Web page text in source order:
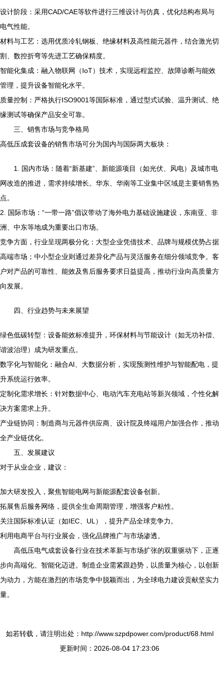
设计阶段：采用CAD/CAE等软件进行三维设计与仿真，优化结构布局与
电气性能。
材料与工艺：选用优质冷轧钢板、绝缘材料及高性能元器件，结合激光切
割、数控折弯等先进工艺确保精度。
智能化集成：融入物联网（IoT）技术，实现远程监控、故障诊断与能效
管理，提升设备智能化水平。
质量控制：严格执行ISO9001等国际标准，通过型式试验、温升测试、绝
缘测试等确保产品安全可靠。
三、销售市场与竞争格局
高低压成套设备的销售市场可分为国内与国际两大板块：
1. 国内市场：随着“新基建”、新能源项目（如光伏、风电）及城市电
网改造的推进，需求持续增长。华东、华南等工业集中区域是主要销售热
点。
2. 国际市场：“一带一路”倡议带动了海外电力基础设施建设，东南亚、非
洲、中东等地成为重要出口市场。
竞争方面，行业呈现两极分化：大型企业凭借技术、品牌与规模优势占据
高端市场；中小型企业则通过差异化产品与灵活服务在细分领域竞争。客
户对产品的可靠性、能效及售后服务要求日益提高，推动行业向高质量方
向发展。
四、行业趋势与未来展望
绿色低碳转型：设备能效标准提升，环保材料与节能设计（如无功补偿、
谐波治理）成为研发重点。
数字化与智能化：融合AI、大数据分析，实现预测性维护与智能配电，提
升系统运行效率。
定制化需求增长：针对数据中心、电动汽车充电站等新兴领域，个性化解
决方案需求上升。
产业链协同：制造商与元器件供应商、设计院及终端用户加强合作，推动
全产业链优化。
五、发展建议
对于从业企业，建议：
加大研发投入，聚焦智能电网与新能源配套设备创新。
拓展售后服务网络，提供全生命周期管理，增强客户粘性。
关注国际标准认证（如IEC、UL），提升产品全球竞争力。
利用电商平台与行业展会，强化品牌推广与市场渗透。
高低压电气成套设备行业在技术革新与市场扩张的双重驱动下，正逐
步向高端化、智能化迈进。制造企业需紧跟趋势，以质量为核心，以创新
为动力，方能在激烈的市场竞争中脱颖而出，为全球电力建设贡献坚实力
量。
如若转载，请注明出处：http://www.szpdpower.com/product/68.html
更新时间：2026-08-04 17:23:06